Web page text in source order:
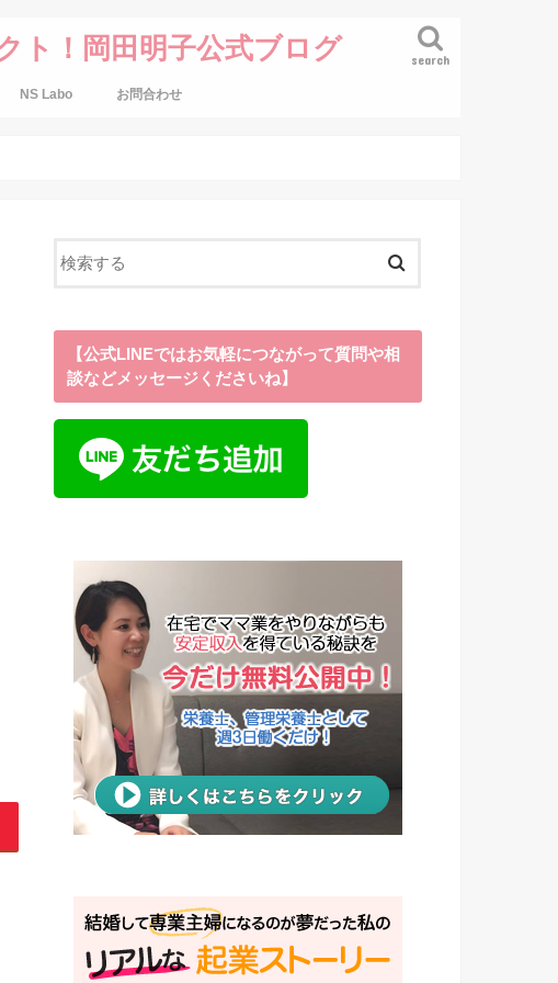
ト！岡田明子公式ブログ search
NS Labo お問合わせ
【公式LINEではお気軽につながって質問や相
談などメッセージくださいね】